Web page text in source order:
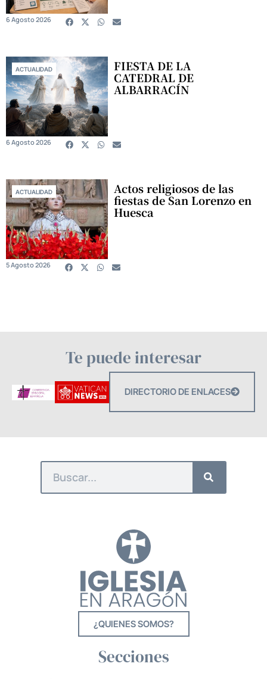
6 Agosto 2026
ACTUALIDAD FIESTA DE LA
CATEDRAL DE
ALBARRACÍN
6 Agosto 2026
ACTUALIDAD Actos religiosos de las
fiestas de San Lorenzo en
Huesca
5 Agosto 2026
Te puede interesar
DIRECTORIO DE ENLACES
¿QUIENES SOMOS?
Secciones